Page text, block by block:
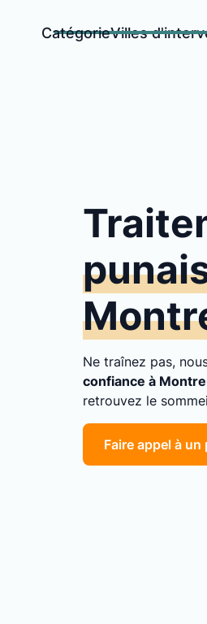
CatégorieVilles
Ne traînez pas,
confiance à
retrouvez le
Faire appel à